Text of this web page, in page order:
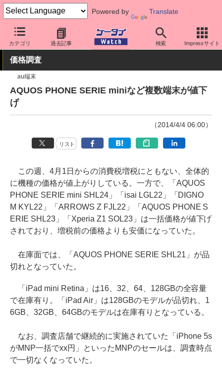
Powered by Translate
カテゴリ 過去記事 検索 Impressサイト
ケータイ Watch 業界動向 調査
価格調査
au端末
AQUOS PHONE SERIE miniなど複数端末が値下
げ
（2014/4/4 06:00）
リスト
この週、4月1日からの消費税増税にともない、全体的
に機種の価格が値上がりしている。一方で、「AQUOS
PHONE SERIE mini SHL24」「isai LGL22」「DIGNO
M KYL22」「ARROWS Z FJL22」「AQUOS PHONE S
ERIE SHL23」「Xperia Z1 SOL23」は一括価格が値下げ
されており、増税前の価格よりも安価になっていた。
在庫面では、「AQUOS PHONE SERIE SHL21」が品
切れとなっていた。
「iPad mini Retina」は16、32、64、128GBの全容量
で在庫有り。「iPad Air」は128GBのモデルが品切れ、1
6GB、32GB、64GBのモデルは在庫有りとなっている。
なお、調査店舗で継続的に実施されていた「iPhone 5s
がMNP一括でxx円」といったMNPのセールは、調査時点
で一切なくなっていた。